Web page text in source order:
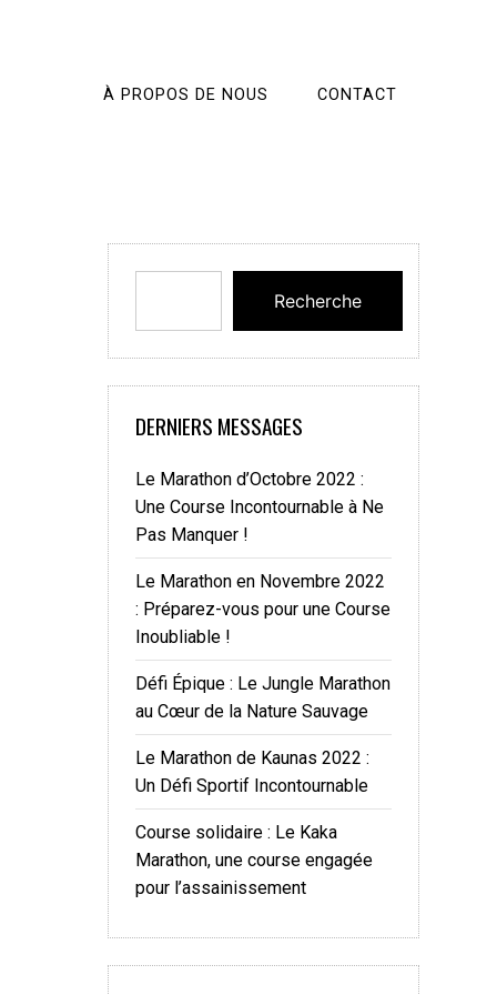
À PROPOS DE NOUS CONTACT
Recherche
DERNIERS MESSAGES
Le Marathon d’Octobre 2022 :
Une Course Incontournable à Ne
Pas Manquer !
Le Marathon en Novembre 2022
: Préparez-vous pour une Course
Inoubliable !
Défi Épique : Le Jungle Marathon
au Cœur de la Nature Sauvage
Le Marathon de Kaunas 2022 :
Un Défi Sportif Incontournable
Course solidaire : Le Kaka
Marathon, une course engagée
pour l’assainissement